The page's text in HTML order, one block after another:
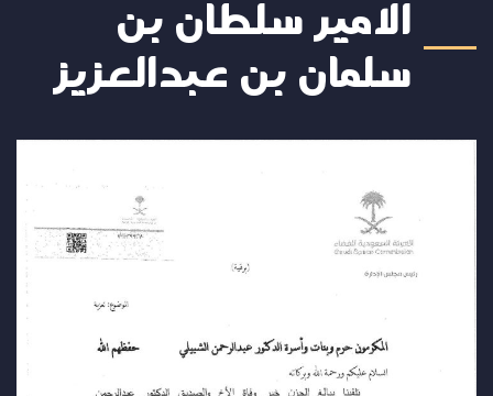
الامير سلطان بن
سلمان بن عبدالعزيز